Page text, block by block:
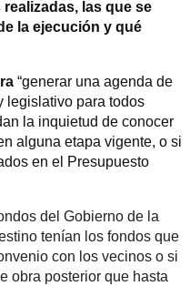
las que se
la ejecución y qué
“generar una agenda de
legislativo para todos
la inquietud de conocer
alguna etapa vigente, o si
en el Presupuesto
del Gobierno de la
tenían los fondos que
con los vecinos o si
obra posterior que hasta